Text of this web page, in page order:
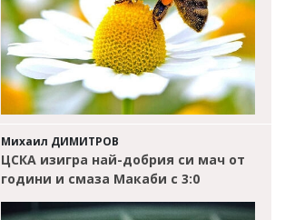
Михаил ДИМИТРОВ
ЦСКА изигра най-добрия си мач от
години и смаза Макаби с 3:0